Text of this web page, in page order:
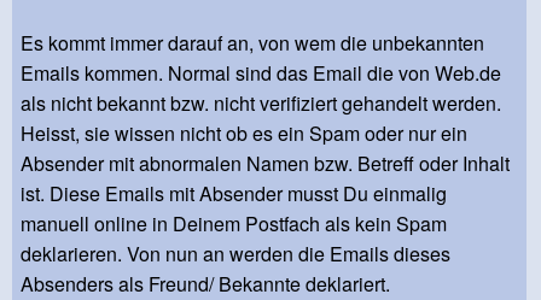
Es kommt immer darauf an, von wem die unbekannten
Emails kommen. Normal sind das Email die von Web.de
als nicht bekannt bzw. nicht verifiziert gehandelt werden.
Heisst, sie wissen nicht ob es ein Spam oder nur ein
Absender mit abnormalen Namen bzw. Betreff oder Inhalt
ist. Diese Emails mit Absender musst Du einmalig
manuell online in Deinem Postfach als kein Spam
deklarieren. Von nun an werden die Emails dieses
Absenders als Freund/ Bekannte deklariert.